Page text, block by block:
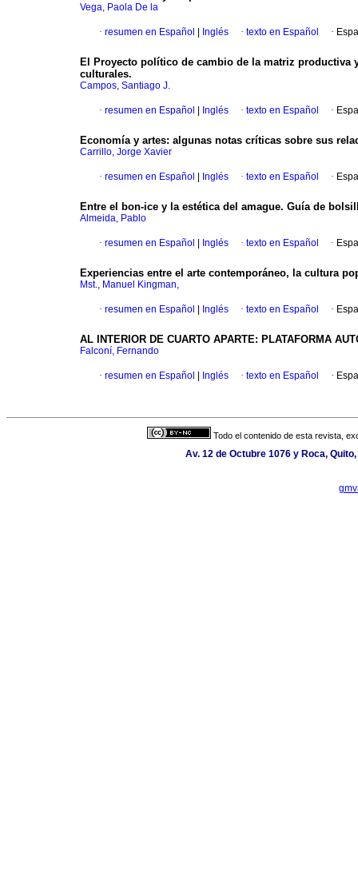
Vega, Paola De la
· resumen en Español Inglés · texto en Español ·
El Proyecto político de cambio de la matriz
culturales.
Campos, Santiago J.
· resumen en Español Inglés · texto en Español ·
Economía y artes: algunas notas críticas sobre sus
Carrillo, Jorge Xavier
· resumen en Español Inglés · texto en Español ·
Entre el bon-ice y la estética del amague. Guía de
Almeida, Pablo
· resumen en Español Inglés · texto en Español ·
Experiencias entre el arte contemporáneo, la cultura
Mst., Manuel Kingman,
· resumen en Español Inglés · texto en Español ·
AL INTERIOR DE CUARTO APARTE: PLATAFORMA
Falconí, Fernando
· resumen en Español Inglés · texto en Español ·
Todo el contenido de esta revista,
Av. 12 de Octubre 1076 y Roca,